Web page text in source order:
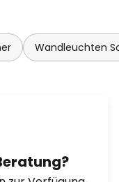
Wandleuchten